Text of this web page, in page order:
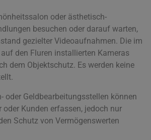
oder ästhetisch-
besuchen oder darauf warten,
gezielter Videoaufnahmen. Die im
den Fluren installierten Kameras
dem Objektschutz. Es werden keine
oder Geldbearbeitungsstellen können
Kunden erfassen, jedoch nur
Schutz von Vermögenswerten